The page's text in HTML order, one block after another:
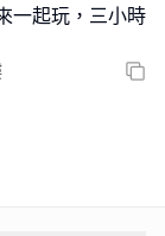
一起玩，三小時